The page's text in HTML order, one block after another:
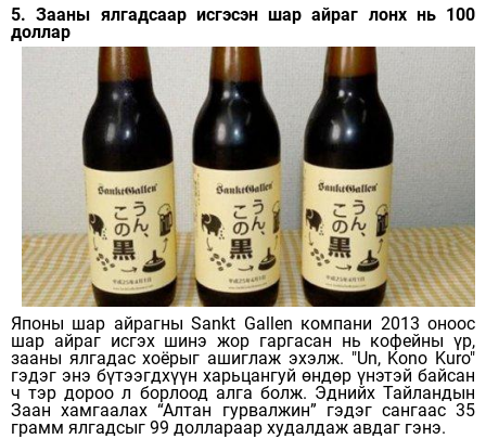
5. Зааны ялгадсаар исгэсэн шар айраг лонх нь 100
доллар
Японы шар айрагны Sankt Gallen компани 2013 оноос
шар айраг исгэх шинэ жор гаргасан нь кофейны үр,
зааны ялгадас хоёрыг ашиглаж эхэлж. "Un, Kono Kuro"
гэдэг энэ бүтээгдхүүн харьцангуй өндөр үнэтэй байсан
ч тэр дороо л борлоод алга болж. Эднийх Тайландын
Заан хамгаалах “Алтан гурвалжин” гэдэг сангаас 35
грамм ялгадсыг 99 доллараар худалдаж авдаг гэнэ.